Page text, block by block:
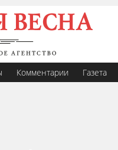
Комментарии Газета